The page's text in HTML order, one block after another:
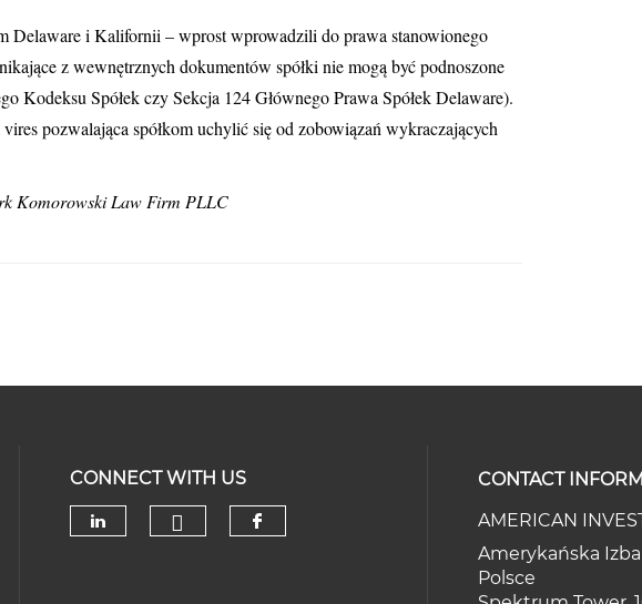
Delaware i Kalifornii – wprost wprowadzili do prawa stanowionego
z wewnętrznych dokumentów spółki nie mogą być podnoszone
Kodeksu Spółek czy Sekcja 124 Głównego Prawa Spółek Delaware).
pozwalająca spółkom uchylić się od zobowiązań wykraczających
Komorowski Law Firm PLLC
CONNECT WITH US
CONTACT
AMERICAN
Amerykańska
Polsce